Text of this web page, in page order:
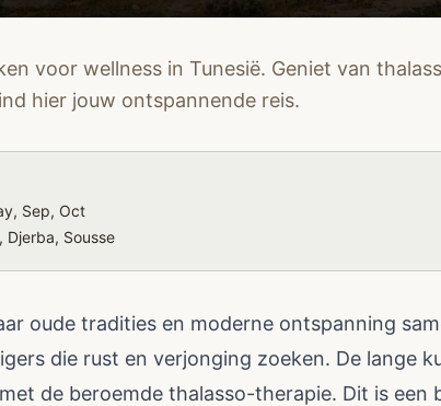
voor wellness in Tunesië. Geniet van
hier jouw ontspannende reis.
Sep, Oct
Djerba, Sousse
oude tradities en moderne ontspanning
die rust en verjonging zoeken. De lange
de beroemde thalasso-therapie. Dit is een